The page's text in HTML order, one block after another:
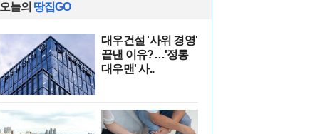
오늘의 땅집GO
대우건설 '사위 경영'
끝낸 이유?…'정통
대우맨' 사..